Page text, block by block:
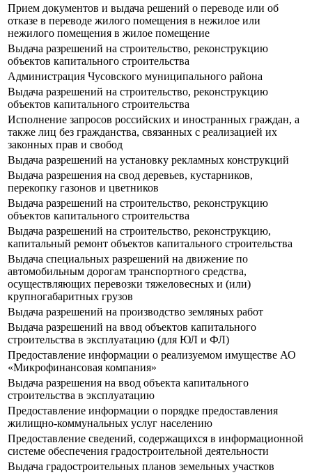
Прием документов и выдача решений о переводе или об
отказе в переводе жилого помещения в нежилое или
нежилого помещения в жилое помещение
Выдача разрешений на строительство, реконструкцию
объектов капитального строительства
Администрация Чусовского муниципального района
Выдача разрешений на строительство, реконструкцию
объектов капитального строительства
Исполнение запросов российских и иностранных граждан, а
также лиц без гражданства, связанных с реализацией их
законных прав и свобод
Выдача разрешений на установку рекламных конструкций
Выдача разрешения на свод деревьев, кустарников,
перекопку газонов и цветников
Выдача разрешений на строительство, реконструкцию
объектов капитального строительства
Выдача разрешений на строительство, реконструкцию,
капитальный ремонт объектов капитального строительства
Выдача специальных разрешений на движение по
автомобильным дорогам транспортного средства,
осуществляющих перевозки тяжеловесных и (или)
крупногабаритных грузов
Выдача разрешений на производство земляных работ
Выдача разрешений на ввод объектов капитального
строительства в эксплуатацию (для ЮЛ и ФЛ)
Предоставление информации о реализуемом имуществе АО
«Микрофинансовая компания»
Выдача разрешения на ввод объекта капитального
строительства в эксплуатацию
Предоставление информации о порядке предоставления
жилищно-коммунальных услуг населению
Предоставление сведений, содержащихся в информационной
системе обеспечения градостроительной деятельности
Выдача градостроительных планов земельных участков